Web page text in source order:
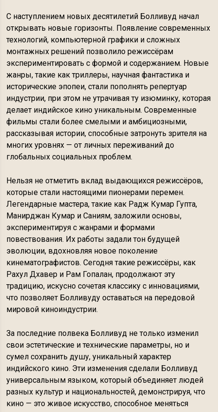
С наступлением новых десятилетий Болливуд начал
открывать новые горизонты. Появление современных
технологий, компьютерной графики и сложных
монтажных решений позволило режиссёрам
экспериментировать с формой и содержанием. Новые
жанры, такие как триллеры, научная фантастика и
исторические эпопеи, стали пополнять репертуар
индустрии, при этом не утрачивая ту изюминку, которая
делает индийское кино уникальным. Современные
фильмы стали более смелыми и амбициозными,
рассказывая истории, способные затронуть зрителя на
многих уровнях — от личных переживаний до
глобальных социальных проблем.
Нельзя не отметить вклад выдающихся режиссёров,
которые стали настоящими пионерами перемен.
Легендарные мастера, такие как Радж Кумар Гупта,
Манирджан Кумар и Саниям, заложили основы,
экспериментируя с жанрами и формами
повествования. Их работы задали тон будущей
эволюции, вдохновляя новое поколение
кинематографистов. Сегодня такие режиссёры, как
Рахул Дхавер и Рам Гопалан, продолжают эту
традицию, искусно сочетая классику с инновациями,
что позволяет Болливуду оставаться на передовой
мировой киноиндустрии.
За последние полвека Болливуд не только изменил
свои эстетические и технические параметры, но и
сумел сохранить душу, уникальный характер
индийского кино. Эти изменения сделали Болливуд
универсальным языком, который объединяет людей
разных культур и национальностей, демонстрируя, что
кино — это живое искусство, способное меняться